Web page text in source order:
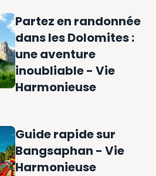
Partez en randonnée
dans les Dolomites :
une aventure
inoubliable - Vie
Harmonieuse
Guide rapide sur
Bangsaphan - Vie
Harmonieuse